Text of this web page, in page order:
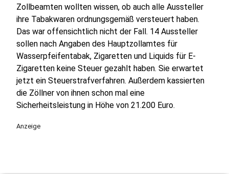
Zollbeamten wollten wissen, ob auch alle Aussteller
ihre Tabakwaren ordnungsgemäß versteuert haben.
Das war offensichtlich nicht der Fall. 14 Aussteller
sollen nach Angaben des Hauptzollamtes für
Wasserpfeifentabak, Zigaretten und Liquids für E-
Zigaretten keine Steuer gezahlt haben. Sie erwartet
jetzt ein Steuerstrafverfahren. Außerdem kassierten
die Zöllner von ihnen schon mal eine
Sicherheitsleistung in Höhe von 21.200 Euro.
Anzeige